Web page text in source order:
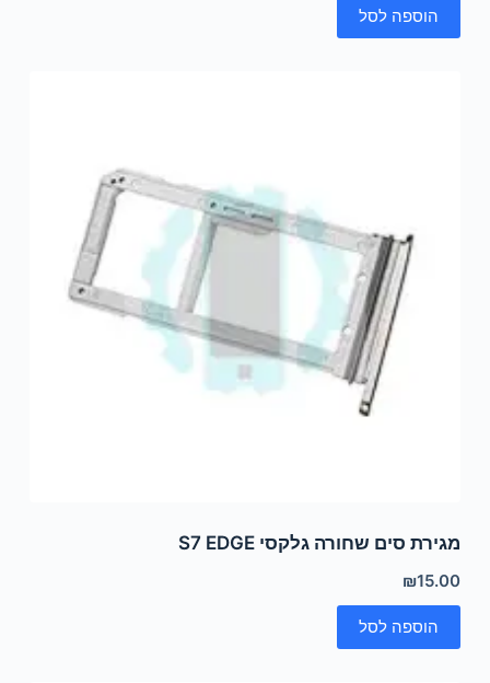
הוספה לסל
מגירת סים שחורה גלקסי S7 EDGE
₪15.00
הוספה לסל